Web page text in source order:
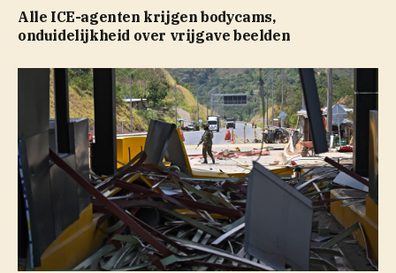
Alle ICE-agenten krijgen bodycams,
onduidelijkheid over vrijgave beelden